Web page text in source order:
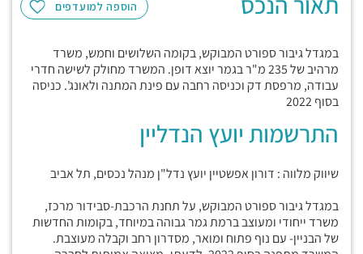
הוספה למועדפים
במגדל גיבור ספורט המבוקש, בקומה השלושים וחמש, משרד
מרהיב של 235 מ"ר בגמר יוצא דופן. המשרד מחולק לשישה חדרי
עבודה, מרפסת דק וכניסה רחבה עם פינת המתנה ולאונג'. כניסה
בסוף 2022
התרשמות יועץ הנדליין
שיווק מלווה : דורון אפשטיין יועץ נדל"ן מנהל נכסים, תל אביב
במגדל גיבור ספורט המבוקש, על תחנת הרכבת-סבידור מרכז,
משרד ייחודי ומעוצב ברמת גמר גבוהה במיוחד, בקומות החדשות
של הבניין- עם נוף פתוח ומואר, מסדרון רחב וקבלה מעוצבת.